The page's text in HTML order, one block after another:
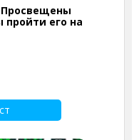
пройти его на